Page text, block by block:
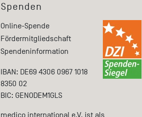
Spenden
Online-Spende
Fördermitgliedschaft
Spendeninformation
IBAN: DE69 4306 0967 1018
8350 02
BIC: GENODEM1GLS
medico international e.V. ist als